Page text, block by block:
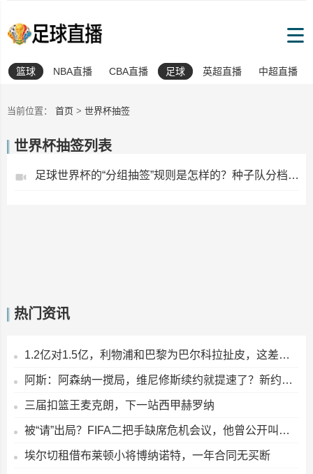
篮球 NBA直播 CBA直播 足球 英超直播 中超直播
当前位置： 首页 > 世界杯抽签
世界杯抽签列表
足球世界杯的“分组抽签”规则是怎样的？种子队分档与回避原则详解
热门资讯
1.2亿对1.5亿，利物浦和巴黎为巴尔科拉扯皮，这差价真能抹平？
阿斯：阿森纳一搅局，维尼修斯续约就提速了？新约年薪2400万欧
三届扣篮王麦克朗，下一站西甲赫罗纳
被“请”出局？FIFA二把手缺席危机会议，他曾公开叫板因凡蒂诺
埃尔切租借布莱顿小将博纳诺特，一年合同无买断